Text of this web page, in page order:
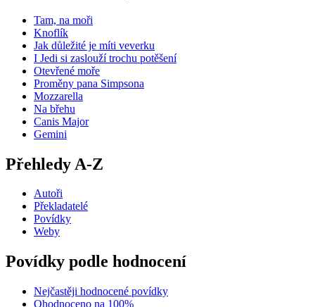
Tam, na moři
Knoflík
Jak důležité je míti veverku
I Jedi si zaslouží trochu potěšení
Otevřené moře
Proměny pana Simpsona
Mozzarella
Na břehu
Canis Major
Gemini
Přehledy A-Z
Autoři
Překladatelé
Povídky
Weby
Povídky podle hodnocení
Nejčastěji hodnocené povídky
Ohodnoceno na 100%